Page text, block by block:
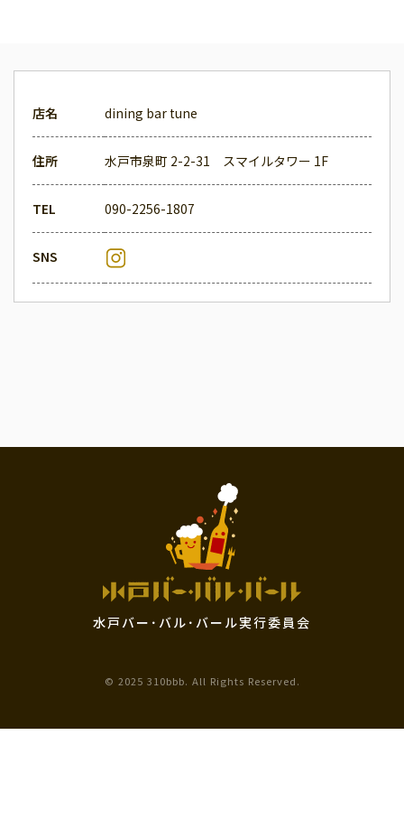
店名 dining bar tune
住所 水戸市泉町 2-2-31 スマイルタワー 1F
TEL 090-2256-1807
SNS
水戸バー･バル･バール実行委員会
© 2025 310bbb. All Rights Reserved.